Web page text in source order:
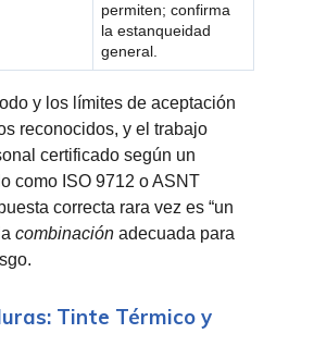
permiten; confirma
la estanqueidad
general.
y los límites de aceptación
reconocidos, y el trabajo
certificado según un
como ISO 9712 o ASNT
correcta rara vez es “un
combinación adecuada para
Tinte Térmico y